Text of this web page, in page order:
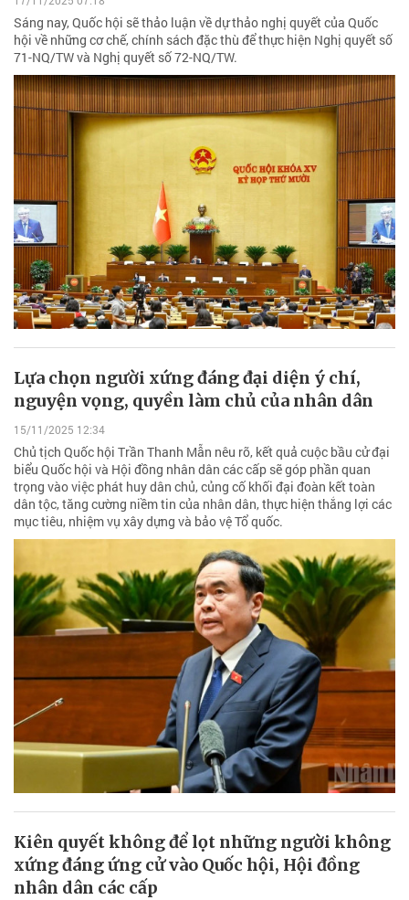
Sáng nay, Quốc hội sẽ thảo luận về dự thảo nghị quyết của Quốc
hội về những cơ chế, chính sách đặc thù để thực hiện Nghị quyết số
71-NQ/TW và Nghị quyết số 72-NQ/TW.
Lựa chọn người xứng đáng đại diện ý chí,
nguyện vọng, quyền làm chủ của nhân dân
15/11/2025 12:34
Chủ tịch Quốc hội Trần Thanh Mẫn nêu rõ, kết quả cuộc bầu cử đại
biểu Quốc hội và Hội đồng nhân dân các cấp sẽ góp phần quan
trọng vào việc phát huy dân chủ, củng cố khối đại đoàn kết toàn
dân tộc, tăng cường niềm tin của nhân dân, thực hiện thắng lợi các
mục tiêu, nhiệm vụ xây dựng và bảo vệ Tổ quốc.
Kiên quyết không để lọt những người không
xứng đáng ứng cử vào Quốc hội, Hội đồng
nhân dân các cấp